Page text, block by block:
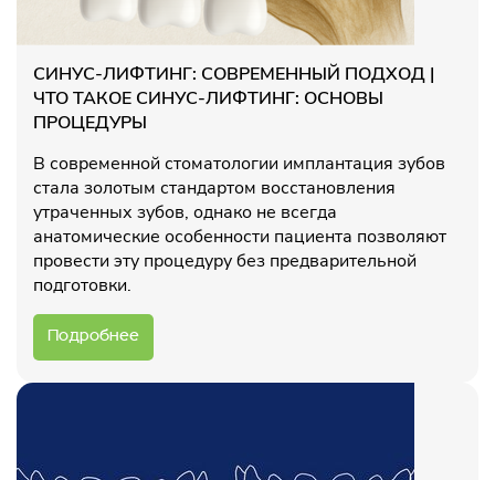
СИНУС-ЛИФТИНГ: СОВРЕМЕННЫЙ ПОДХОД |
ЧТО ТАКОЕ СИНУС-ЛИФТИНГ: ОСНОВЫ
ПРОЦЕДУРЫ
В современной стоматологии имплантация зубов
стала золотым стандартом восстановления
утраченных зубов, однако не всегда
анатомические особенности пациента позволяют
провести эту процедуру без предварительной
подготовки.
Подробнее